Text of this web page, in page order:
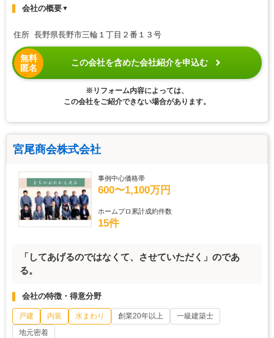
会社の概要▼
住所 長野県長野市三輪１丁目２番１３号
無料
匿名
この会社を含めた会社紹介を申込む
※リフォーム内容によっては、
この会社をご紹介できない場合があります。
宮尾商会株式会社
事例中心価格帯
600〜1,100万円
ホームプロ累計成約件数
15件
「してあげるのではなくて、させていただく」のであ
る。
会社の特徴・得意分野
戸建 内装 水まわり 創業20年以上
一級建築士
地元密着